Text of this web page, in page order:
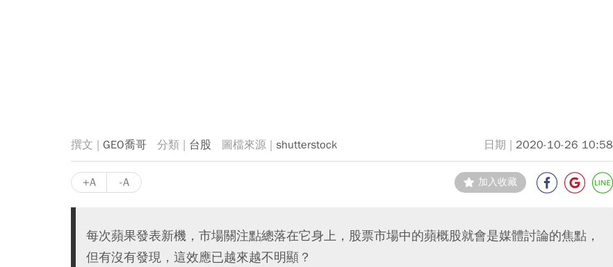
GEO喬哥 台股 shutterstock 2020-10-26 10:58
+A -A 加入收藏
每次蘋果發表新機，市場關注點總落在它身上，股票市場中的蘋概股就會是媒體討論的焦點，
但有沒有發現，這效應已越來越不明顯？